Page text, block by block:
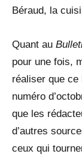
Béraud, la
Quant au
pour une fois,
réaliser que ce
numéro
que les
d’autres
ceux qui